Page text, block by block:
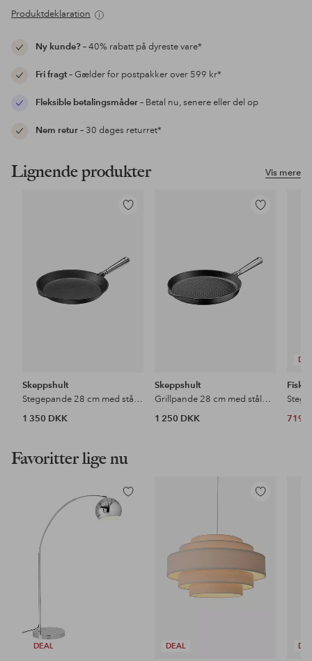
Produktdeklaration
Ny kunde?– 40% rabatt på dyreste vare*
Fri fragt– Gælder for postpakker over 599 kr*
Fleksible betalingsmåder– Betal nu, senere eller del op
Nem retur– 30 dages returret*
Vis mere
Lignende produkter
Tilføj
Skeppshult
Stegepande 28 cm med stålhandtag
1 350 DKK
Tilføj
Skeppshult
Grillpande 28 cm med stålhandtag
1 250 DKK
719
Favoritter lige nu
DEAL
Tilføj
til
DEAL
Tilføj